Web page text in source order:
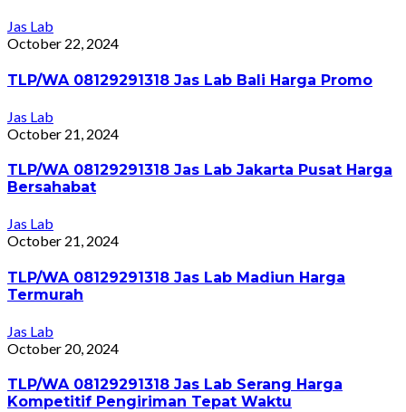
Jas Lab
October 22, 2024
TLP/WA 08129291318 Jas Lab Bali Harga Promo
Jas Lab
October 21, 2024
TLP/WA 08129291318 Jas Lab Jakarta Pusat Harga
Bersahabat
Jas Lab
October 21, 2024
TLP/WA 08129291318 Jas Lab Madiun Harga
Termurah
Jas Lab
October 20, 2024
TLP/WA 08129291318 Jas Lab Serang Harga
Kompetitif Pengiriman Tepat Waktu